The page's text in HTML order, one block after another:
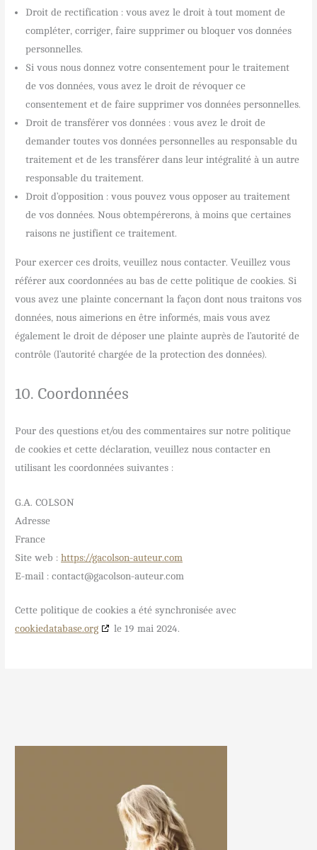
Droit de rectification : vous avez le droit à tout moment de
compléter, corriger, faire supprimer ou bloquer vos données
personnelles.
Si vous nous donnez votre consentement pour le traitement
de vos données, vous avez le droit de révoquer ce
consentement et de faire supprimer vos données personnelles.
Droit de transférer vos données : vous avez le droit de
demander toutes vos données personnelles au responsable du
traitement et de les transférer dans leur intégralité à un autre
responsable du traitement.
Droit d’opposition : vous pouvez vous opposer au traitement
de vos données. Nous obtempérerons, à moins que certaines
raisons ne justifient ce traitement.
Pour exercer ces droits, veuillez nous contacter. Veuillez vous
référer aux coordonnées au bas de cette politique de cookies. Si
vous avez une plainte concernant la façon dont nous traitons vos
données, nous aimerions en être informés, mais vous avez
également le droit de déposer une plainte auprès de l’autorité de
contrôle (l’autorité chargée de la protection des données).
10. Coordonnées
Pour des questions et/ou des commentaires sur notre politique
de cookies et cette déclaration, veuillez nous contacter en
utilisant les coordonnées suivantes :
G.A. COLSON
Adresse
France
Site web :https://gacolson-auteur.com
E-mail :contact@gacolson-auteur.com
Cette politique de cookies a été synchronisée avec
cookiedatabase.org
le 19 mai 2024.